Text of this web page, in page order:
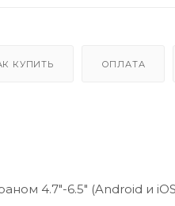
КУПИТЬ ОПЛАТА
4.7″-6.5″ (Android и